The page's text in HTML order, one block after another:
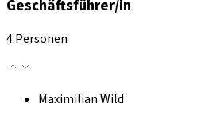
Geschäftsführer/in
4 Personen
Maximilian Wild